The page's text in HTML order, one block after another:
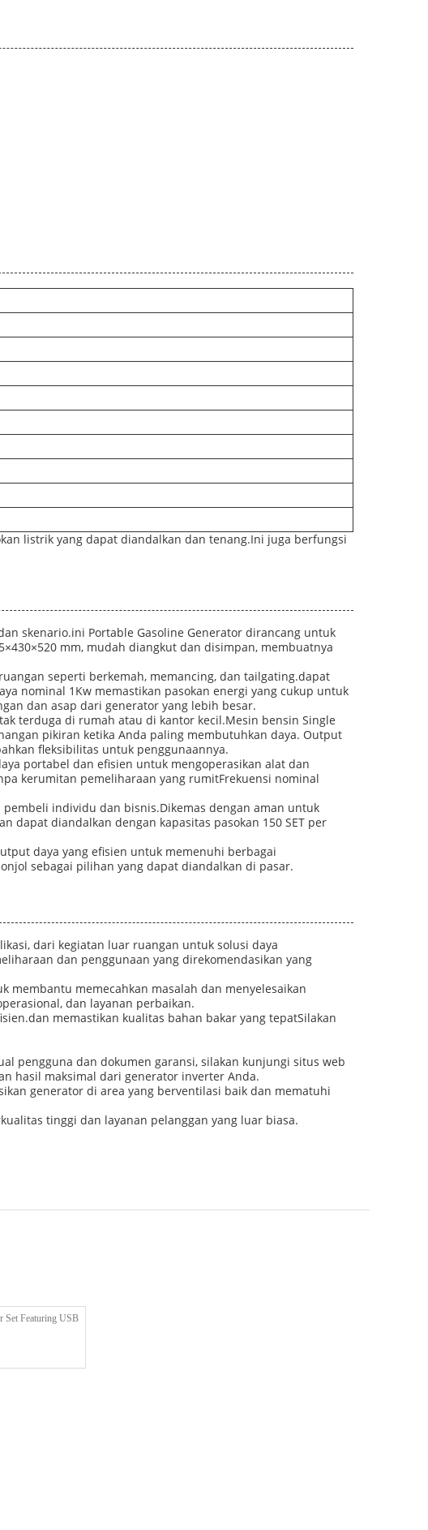
listrik yang dapat diandalkan dan tenang.Ini juga berfungsi
skenario.ini Portable Gasoline Generator dirancang untuk
mm, mudah diangkut dan disimpan, membuatnya
seperti berkemah, memancing, dan tailgating.dapat
nominal 1Kw memastikan pasokan energi yang cukup untuk
dan asap dari generator yang lebih besar.
terduga di rumah atau di kantor kecil.Mesin bensin Single
pikiran ketika Anda paling membutuhkan daya. Output
fleksibilitas untuk penggunaannya.
portabel dan efisien untuk mengoperasikan alat dan
kerumitan pemeliharaan yang rumitFrekuensi nominal
pembeli individu dan bisnis.Dikemas dengan aman untuk
dapat diandalkan dengan kapasitas pasokan 150 SET per
daya yang efisien untuk memenuhi berbagai
sebagai pilihan yang dapat diandalkan di pasar.
dari kegiatan luar ruangan untuk solusi daya
dan penggunaan yang direkomendasikan yang
membantu memecahkan masalah dan menyelesaikan
dan layanan perbaikan.
memastikan kualitas bahan bakar yang tepatSilakan
pengguna dan dokumen garansi, silakan kunjungi situs web
hasil maksimal dari generator inverter Anda.
generator di area yang berventilasi baik dan mematuhi
tinggi dan layanan pelanggan yang luar biasa.